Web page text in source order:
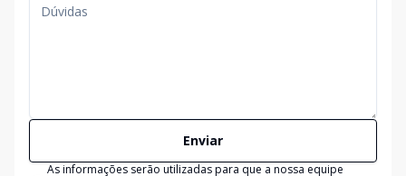
Enviar
As informações serão utilizadas para que a nossa equipe